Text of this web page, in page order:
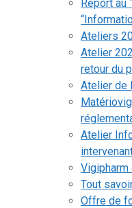
Report au
Ateliers
Atelier
retour du
Atelier de
Atelier
Tout
Offre de